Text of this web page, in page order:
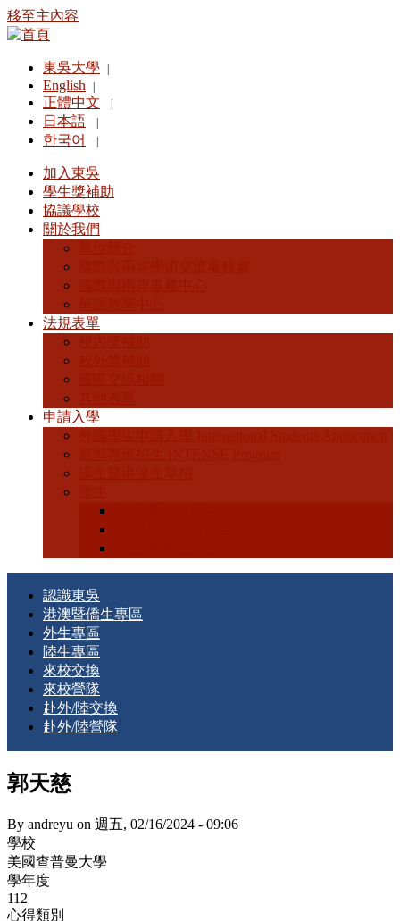
移至主內容
東吳大學
English
正體中文
日本語
한국어
加入東吳
學生獎補助
協議學校
關於我們
法規表單
申請入學
認識東吳
港澳暨僑生專區
外生專區
陸生專區
來校交換
來校營隊
赴外/陸交換
赴外/陸營隊
郭天慈
By andreyu on 週五, 02/16/2024 - 09:06
學校
美國查普曼大學
學年度
112
心得類別